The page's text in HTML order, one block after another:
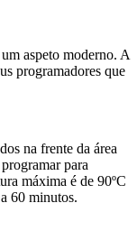
aspeto moderno. A
programadores que
na frente da área
para
máxima é de 90ºC
60 minutos.